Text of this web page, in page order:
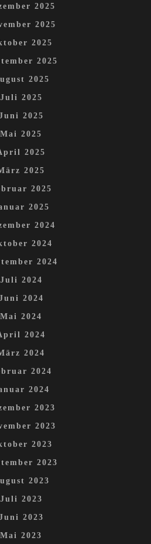
2025
2025
2025
2025
2025
Juli 2025
2025
Mai 2025
2025
2025
2025
2025
2024
2024
2024
Juli 2024
2024
Mai 2024
2024
2024
2024
2024
2023
2023
2023
2023
2023
Juli 2023
2023
Mai 2023